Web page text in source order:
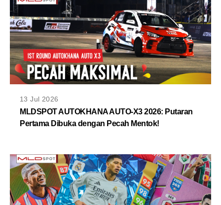
13 Jul 2026
MLDSPOT AUTOKHANA AUTO-X3 2026: Putaran
Pertama Dibuka dengan Pecah Mentok!